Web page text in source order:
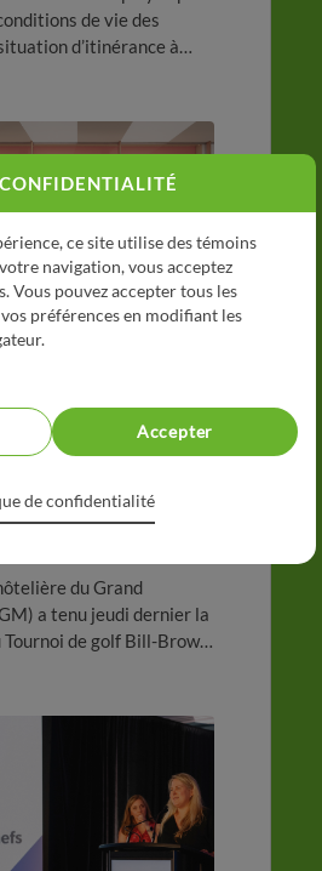
de vie des
d’itinérance à
Santé et des Services
une aide financière de
Tablée des Chefs par
pour la
du tournoi de
du Grand
a tenu jeudi dernier la
de golf Bill-Brown
ce site utilise des témoins
navigation, vous acceptez
Vous pouvez accepter tous les
préférences en modifiant les
Accepter
de confidentialité